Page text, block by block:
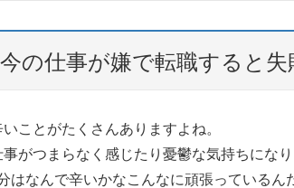
の仕事が嫌で転職すると失
ことがたくさんありますよね。
がつまらなく感じたり憂鬱な気持ちになり
はなんで辛いかなこんなに頑張っている